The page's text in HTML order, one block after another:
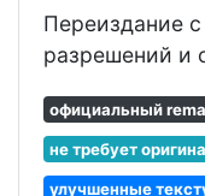
Переиздание
разрешений и
официальный
не требует
улучшенные